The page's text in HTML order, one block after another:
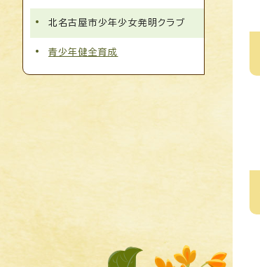
北名古屋市少年少女発明クラブ
青少年健全育成